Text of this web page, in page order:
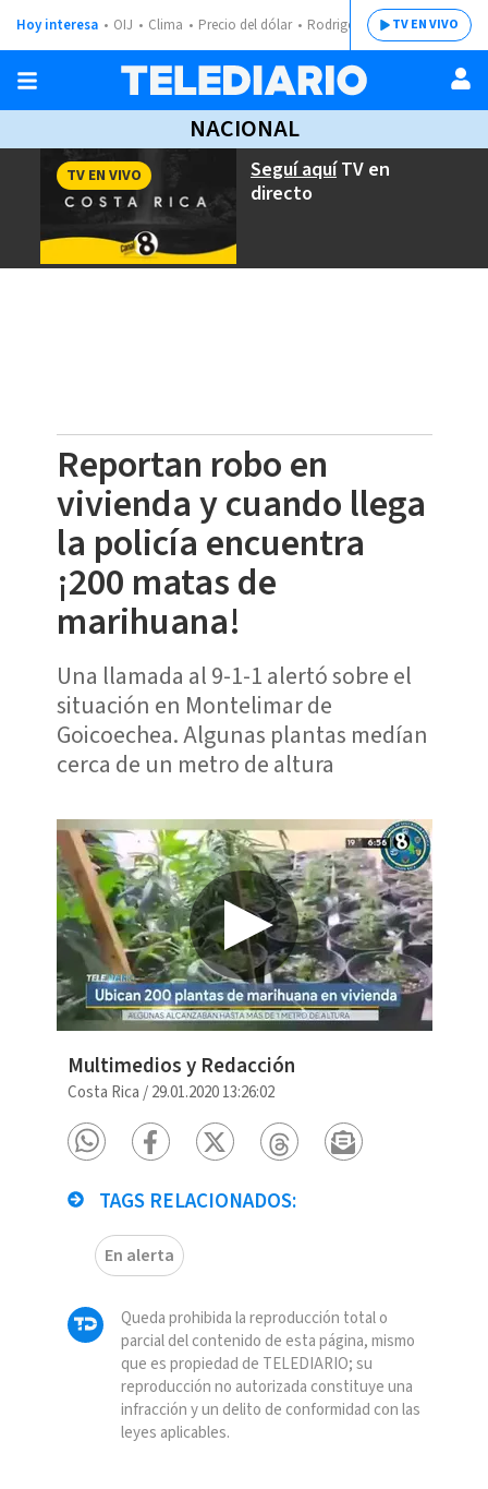
Hoy interesa OIJ Clima Precio del dólar Rodrigo ChavesTV EN VIVO
NACIONAL
Seguí aquíTV en
directo
TV EN VIVO
Reportan robo en
vivienda y cuando llega
la policía encuentra
¡200 matas de
marihuana!
Una llamada al 9-1-1 alertó sobre el
situación en Montelimar de
Goicoechea. Algunas plantas medían
cerca de un metro de altura
Multimedios y Redacción
Costa Rica /29.01.2020 13:26:02
TAGS RELACIONADOS:
En alerta
Queda prohibida la reproducción total o
parcial del contenido de esta página, mismo
que es propiedad de TELEDIARIO; su
reproducción no autorizada constituye una
infracción y un delito de conformidad con las
leyes aplicables.